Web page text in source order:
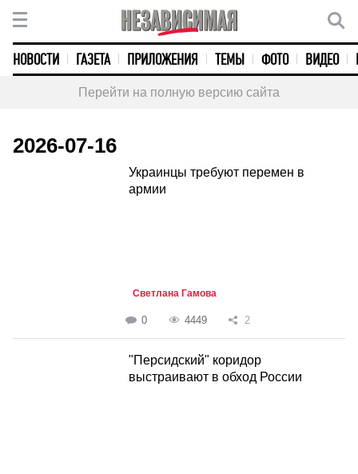
НОВОСТИ ГАЗЕТА ПРИЛОЖЕНИЯ ТЕМЫ ФОТО ВИДЕО
Перейти на полную версию сайта
2026-07-16
Украинцы требуют перемен в
армии
Светлана Гамова
0 4449 2
"Персидский" коридор
выстраивают в обход России